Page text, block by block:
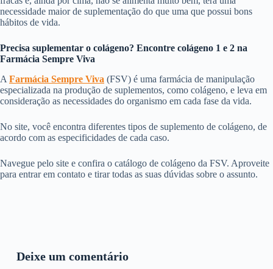
necessidade maior de suplementação do que uma que possui bons
hábitos de vida.
Precisa suplementar o colágeno? Encontre colágeno 1 e 2 na
Farmácia Sempre Viva
A Farmácia Sempre Viva (FSV) é uma farmácia de manipulação
especializada na produção de suplementos, como colágeno, e leva em
consideração as necessidades do organismo em cada fase da vida.
No site, você encontra diferentes tipos de suplemento de colágeno, de
acordo com as especificidades de cada caso.
Navegue pelo site e confira o catálogo de colágeno da FSV. Aproveite
para entrar em contato e tirar todas as suas dúvidas sobre o assunto.
Deixe um comentário